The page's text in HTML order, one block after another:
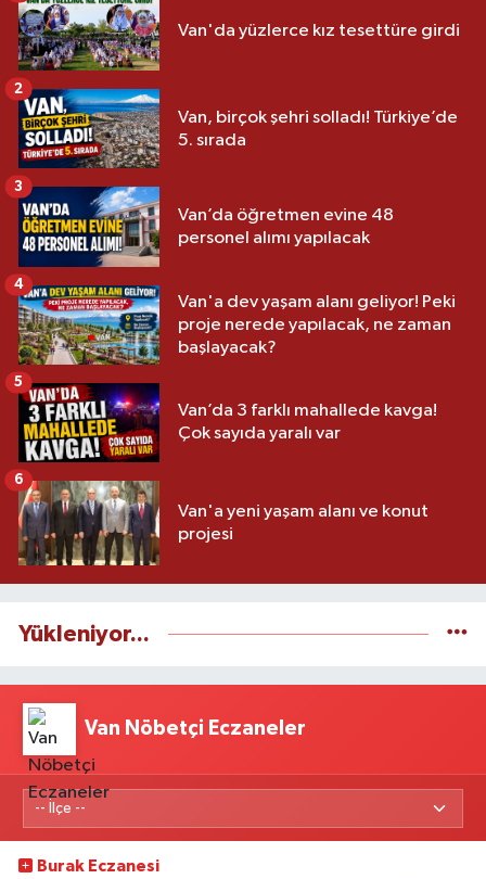
Van'da yüzlerce kız tesettüre girdi
Van, birçok şehri solladı! Türkiye’de
5. sırada
2
Van’da öğretmen evine 48
personel alımı yapılacak
3
Van'a dev yaşam alanı geliyor! Peki
proje nerede yapılacak, ne zaman
başlayacak?
4
Van’da 3 farklı mahallede kavga!
Çok sayıda yaralı var
5
Van'a yeni yaşam alanı ve konut
projesi
6
Yükleniyor...
Van Nöbetçi Eczaneler
Burak Eczanesi